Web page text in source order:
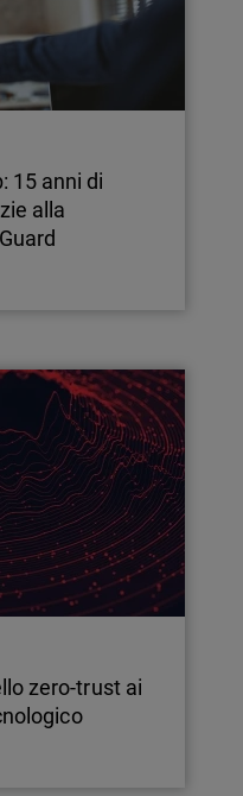
15 anni di
alla
zero-trust ai